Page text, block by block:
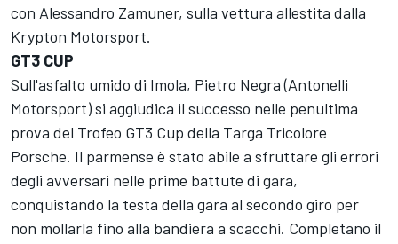
con Alessandro Zamuner, sulla vettura allestita dalla
Krypton Motorsport.
GT3 CUP
Sull'asfalto umido di Imola, Pietro Negra (Antonelli
Motorsport) si aggiudica il successo nelle penultima
prova del Trofeo GT3 Cup della Targa Tricolore
Porsche. Il parmense è stato abile a sfruttare gli errori
degli avversari nelle prime battute di gara,
conquistando la testa della gara al secondo giro per
non mollarla fino alla bandiera a scacchi. Completano il